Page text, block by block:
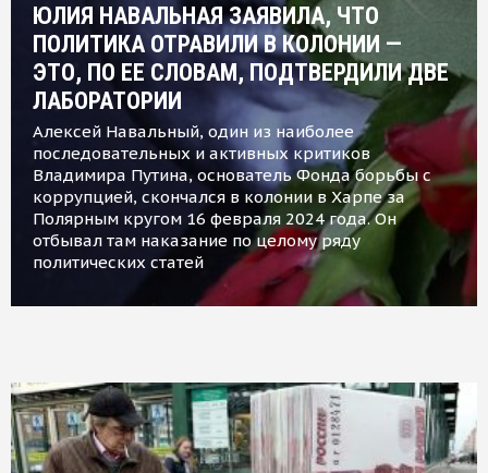
ЮЛИЯ НАВАЛЬНАЯ ЗАЯВИЛА, ЧТО
ПОЛИТИКА ОТРАВИЛИ В КОЛОНИИ —
ЭТО, ПО ЕЕ СЛОВАМ, ПОДТВЕРДИЛИ ДВЕ
ЛАБОРАТОРИИ
Алексей Навальный, один из наиболее
последовательных и активных критиков
Владимира Путина, основатель Фонда борьбы с
коррупцией, скончался в колонии в Харпе за
Полярным кругом 16 февраля 2024 года. Он
отбывал там наказание по целому ряду
политических статей